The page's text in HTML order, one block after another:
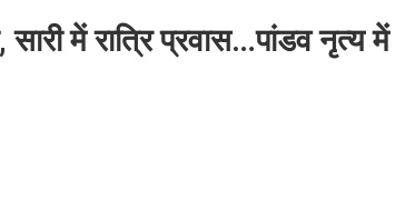
में रात्रि प्रवास…पांडव नृत्य में